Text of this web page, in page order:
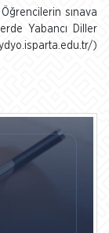
sınava
Yabancı Diller
)